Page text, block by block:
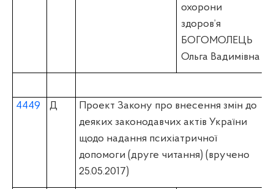
охорони
здоров’я
БОГОМОЛЕЦЬ
Ольга Вадимівна
4449 Д
Проект Закону про внесення змін до
деяких законодавчих актів України
щодо надання психіатричної
допомоги (друге читання) (вручено
25.05.2017)